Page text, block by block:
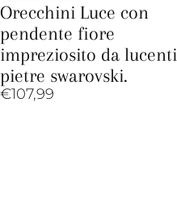
Orecchini Luce con
pendente fiore
impreziosito da lucenti
pietre swarovski.
€107,99